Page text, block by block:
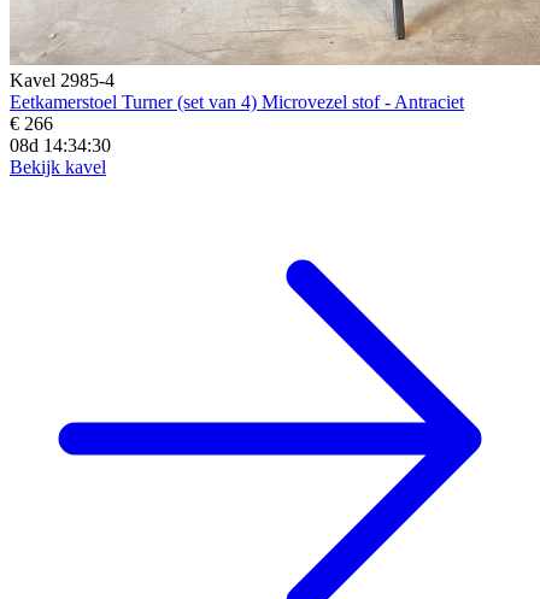
Kavel 2985-4
Eetkamerstoel Turner (set van 4) Microvezel stof - Antraciet
€ 266
08d 14:34:29
Bekijk kavel